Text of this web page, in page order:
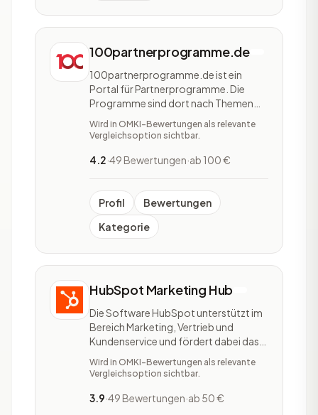
100partnerprogramme.de
100partnerprogramme.de ist ein
Portal für Partnerprogramme. Die
Programme sind dort nach Themen
wie Reise, Ernährung, Tierwelt und
Kreditkarten geordnet. Auch nach
auswählen. Das Portal stellt prominent
heraus. Zu den einzelnen Pr
Wird in OMKI-Bewertungen als relevante
Vergleichsoption sichtbar.
4.2·49 Bewertungen·ab 100 €
Profil
Bewertungen
Kategorie
HubSpot Marketing Hub
Die Software HubSpot unterstützt im
Bereich Marketing, Vertrieb und
Kundenservice und fördert dabei das
Wachstum eines Unternehmens.
HubSpot ist in fünf Softwares
HubSpot Sales Hub, HubSpot Service
Wird in OMKI-Bewertungen als relevante
Vergleichsoption sichtbar.
3.9·49 Bewertungen·ab 50 €